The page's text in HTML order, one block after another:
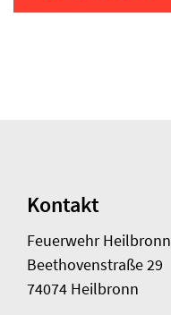
Kontakt
Feuerwehr Heilbronn
Beethovenstraße 29
74074 Heilbronn